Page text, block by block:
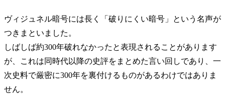
ヴィジュネル暗号には長く「破りにくい暗号」という名声が
つきまといました。
しばしば約300年破れなかったと表現されることがあります
が、これは同時代以降の史評をまとめた言い回しであり、一
次史料で厳密に300年を裏付けるものがあるわけではありま
せん。